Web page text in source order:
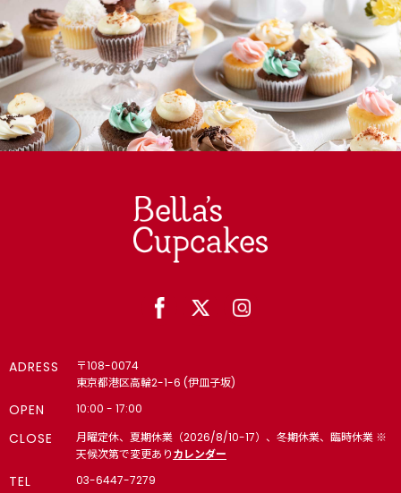
ADRESS
〒108-0074
東京都港区高輪2-1-6 (伊皿子坂)
OPEN 10:00 - 17:00
CLOSE
月曜定休、夏期休業（2026/8/10-17）、冬期休業、臨時休業 ※
天候次第で変更ありカレンダー
TEL 03-6447-7279